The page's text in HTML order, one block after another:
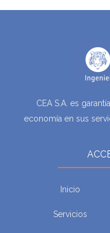
CEA S.A. es
economía en sus
Inicio
Servicios